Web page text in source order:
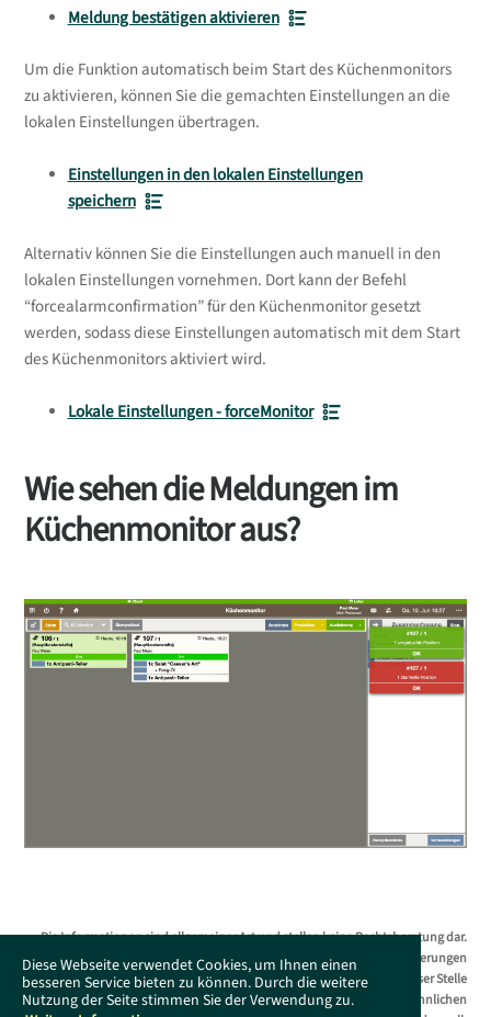
Diese Webseite verwendet Cookies, um Ihnen einen
besseren Service bieten zu können. Durch die weitere
Nutzung der Seite stimmen Sie der Verwendung zu.
Meldung bestätigen aktivieren
Um die Funktion automatisch beim Start des Küchenmonitors
zu aktivieren, können Sie die gemachten Einstellungen an die
lokalen Einstellungen übertragen.
Einstellungen in den lokalen Einstellungen
speichern
Alternativ können Sie die Einstellungen auch manuell in den
lokalen Einstellungen vornehmen. Dort kann der Befehl
“forcealarmconfirmation” für den Küchenmonitor gesetzt
werden, sodass diese Einstellungen automatisch mit dem Start
des Küchenmonitors aktiviert wird.
Lokale Einstellungen - forceMonitor
Wie sehen die Meldungen im
Küchenmonitor aus?
Die Informationen sind allgemeiner Art und stellen keine Rechtsberatung dar.
Das Supportportal erhebt keinen Anspruch auf Vollständigkeit. Änderungen
bleiben ohne Vorankündigung jederzeit vorbehalten. Es wird an dieser Stelle
darauf hingewiesen, dass die ausschließliche Verwendung der männlichen